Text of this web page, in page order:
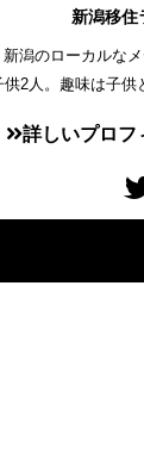
新潟移住
潟のローカルな
2人。趣味は子供
詳しいプロフ